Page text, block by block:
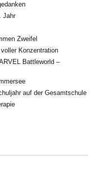
Jahr
Zweifel
Konzentration
Battleworld –
auf der Gesamtschule